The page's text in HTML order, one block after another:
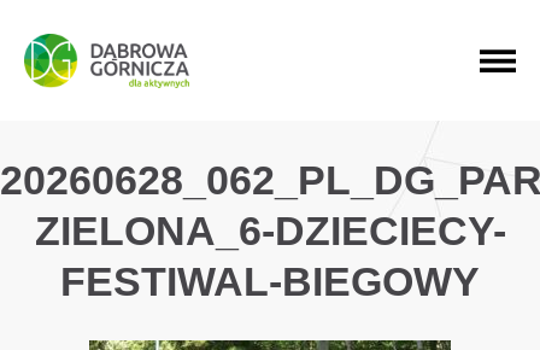
PRZEJDŹ DO MENU GŁÓWNEGO
PRZEJDŹ DO WYSZUKIWARKI
PRZEJDŹ DO TREŚCI
ZIELONA_6-DZIECIECY-
FESTIWAL-BIEGOWY